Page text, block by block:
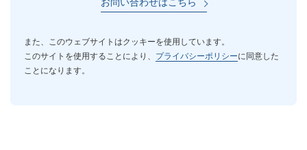
また、このウェブサイトはクッキーを使用しています。
このサイトを使用することにより、 プライバシーポリシーに同意した
ことになります。